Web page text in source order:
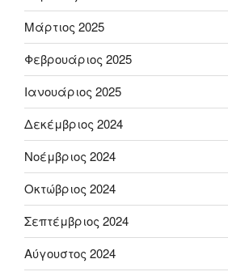
Μάρτιος 2025
Φεβρουάριος 2025
Ιανουάριος 2025
Δεκέμβριος 2024
Νοέμβριος 2024
Οκτώβριος 2024
Σεπτέμβριος 2024
Αύγουστος 2024